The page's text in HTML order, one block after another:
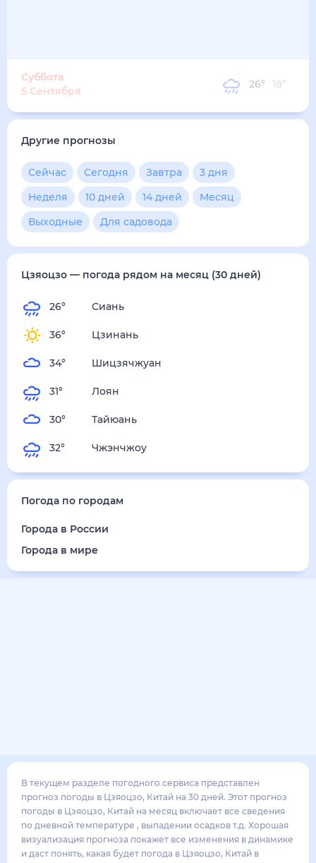
Суббота
5 Сентября
26° 18°
Другие прогнозы
Сейчас Сегодня Завтра
3 дня
Неделя
10 дней 14 дней
Месяц
Выходные
Для садовода
Цзяоцзо — погода рядом на месяц (30 дней)
26° Сиань
36° Цзинань
34° Шицзячжуан
31° Лоян
30° Тайюань
32° Чжэнчжоу
Погода по городам
Города в России
Города в мире
В текущем разделе погодного сервиса представлен
прогноз погоды в Цзяоцзо, Китай на 30 дней. Этот прогноз
погоды в Цзяоцзо, Китай на месяц включает все сведения
по дневной температуре , выпадении осадков т.д. Хорошая
визуализация прогноза покажет все изменения в динамике
и даст понять, какая будет погода в Цзяоцзо, Китай в